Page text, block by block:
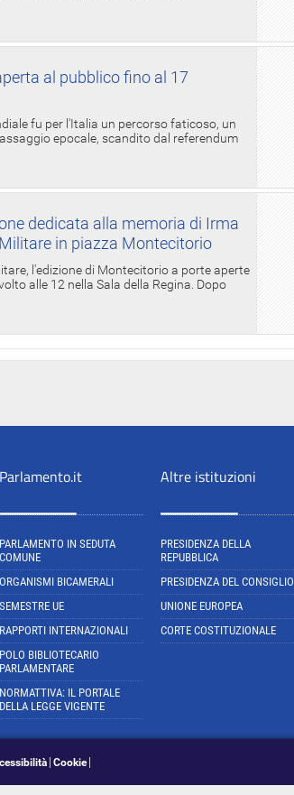
al pubblico fino al 17
fu per l'Italia un percorso faticoso, un
epocale, scandito dal referendum
dedicata alla memoria di Irma
in piazza Montecitorio
l'edizione di Montecitorio a porte aperte
alle 12 nella Sala della Regina. Dopo
Parlamento.it
PARLAMENTO IN SEDUTA
COMUNE
ORGANISMI BICAMERALI
SEMESTRE UE
RAPPORTI INTERNAZIONALI
POLO BIBLIOTECARIO
PARLAMENTARE
NORMATTIVA: IL PORTALE
DELLA LEGGE VIGENTE
Altre istituzioni
PRESIDENZA DELLA
REPUBBLICA
PRESIDENZA DEL CONSIGLIO
UNIONE EUROPEA
CORTE COSTITUZIONALE
Cookie